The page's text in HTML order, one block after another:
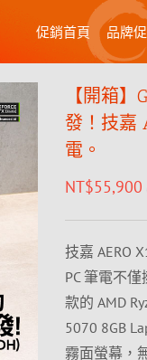
促銷首頁 品牌
【開箱
發！技嘉
電。
NT$55,900
技嘉 AERO
PC 筆電不
款的 AMD
5070 8GB
霧面螢幕，